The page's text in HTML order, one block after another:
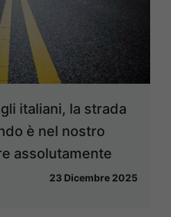
italiani, la strada
è nel nostro
assolutamente
23 Dicembre 2025